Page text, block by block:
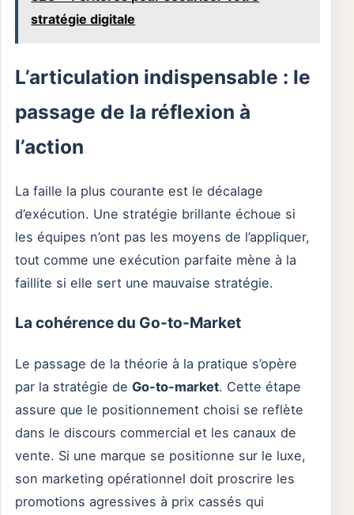
stratégie digitale
L’articulation indispensable : le
passage de la réflexion à
l’action
La faille la plus courante est le décalage
d’exécution. Une stratégie brillante échoue si
les équipes n’ont pas les moyens de l’appliquer,
tout comme une exécution parfaite mène à la
faillite si elle sert une mauvaise stratégie.
La cohérence du Go-to-Market
Le passage de la théorie à la pratique s’opère
par la stratégie de Go-to-market. Cette étape
assure que le positionnement choisi se reflète
dans le discours commercial et les canaux de
vente. Si une marque se positionne sur le luxe,
son marketing opérationnel doit proscrire les
promotions agressives à prix cassés qui